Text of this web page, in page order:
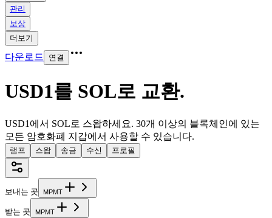
관리
보상
더보기
다운로드 연결
USD1를 SOL로 교환.
USD1에서 SOL로 스왑하세요. 30개 이상의 블록체인에 있는
모든 암호화폐 지갑에서 사용할 수 있습니다.
램프 스왑 송금 수신 프로필
보내는 곳 MPMT
받는 곳 MPMT